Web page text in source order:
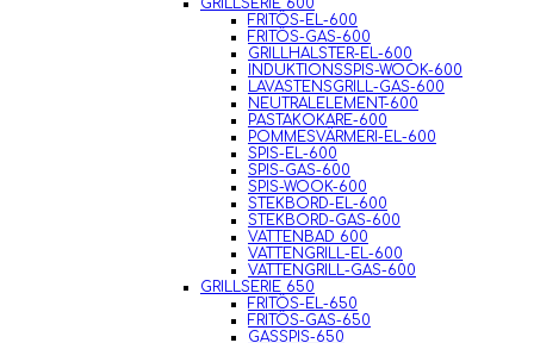
GRILLSERIE 600
FRITÖS-EL-600
FRITÖS-GAS-600
GRILLHALSTER-EL-600
INDUKTIONSSPIS-WOOK-600
LAVASTENSGRILL-GAS-600
NEUTRALELEMENT-600
PASTAKOKARE-600
POMMESVÄRMERI-EL-600
SPIS-EL-600
SPIS-GAS-600
SPIS-WOOK-600
STEKBORD-EL-600
STEKBORD-GAS-600
VATTENBAD 600
VATTENGRILL-EL-600
VATTENGRILL-GAS-600
GRILLSERIE 650
FRITÖS-EL-650
FRITÖS-GAS-650
GASSPIS-650